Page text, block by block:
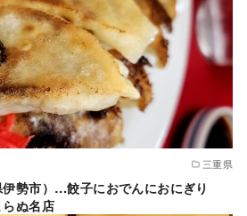
三重県
勢市）…餃子におでんにおにぎり
ぬ名店